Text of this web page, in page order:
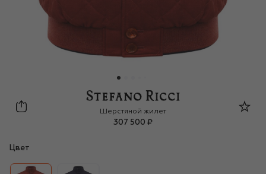
Stefano Ricci
Шерстяной жилет
307 500 ₽
Цвет